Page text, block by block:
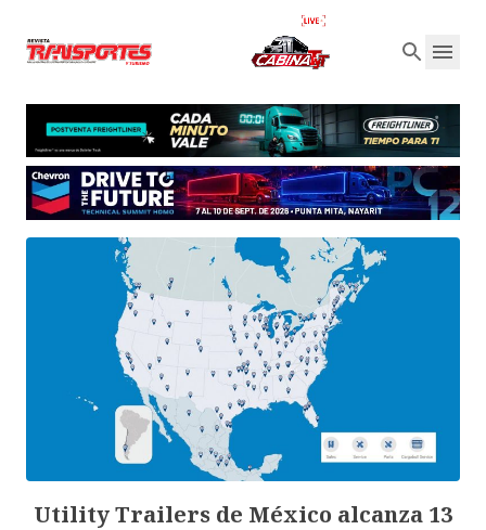
Utility Trailers de México alcanza 13